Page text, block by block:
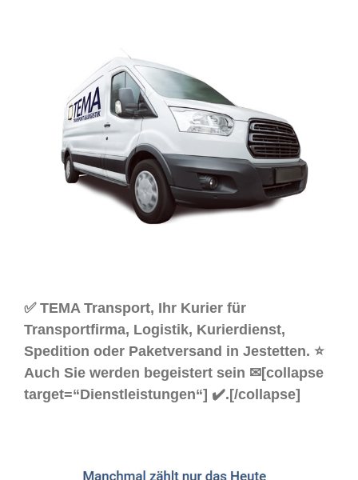
✅ TEMA Transport, Ihr Kurier für
Transportfirma, Logistik, Kurierdienst,
Spedition oder Paketversand in Jestetten. ⭐
Auch Sie werden begeistert sein ✉[collapse
target=“Dienstleistungen“] ✔️.[/collapse]